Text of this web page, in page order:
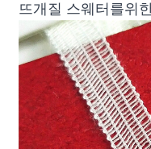
뜨개질 스웨터를위